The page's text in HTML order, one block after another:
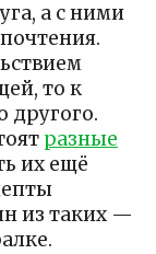
а с ними
то к
другого.
разные
их ещё
из таких —